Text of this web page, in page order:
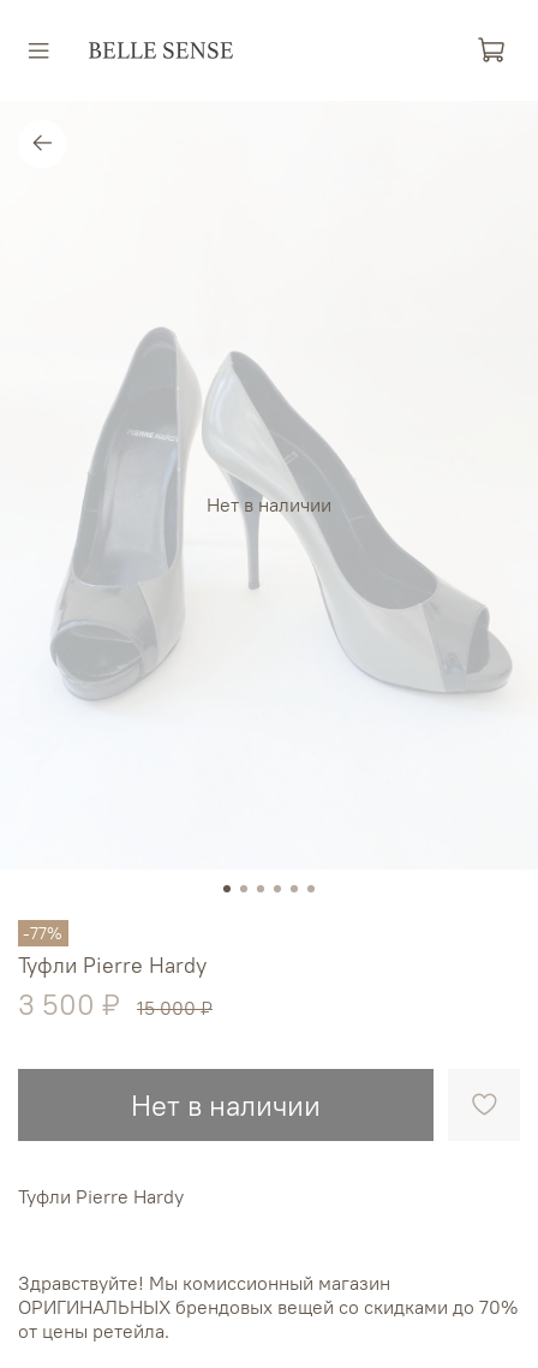
Нет в наличии
-77%
Туфли Pierre Hardy
3 500 ₽ 15 000 ₽
Нет в наличии
Туфли Pierre Hardy
Здравствуйте! Мы комиссионный магазин
ОРИГИНАЛЬНЫХ брендовых вещей со скидками до 70%
от цены ретейла.